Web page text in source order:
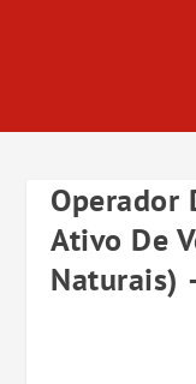
Operador
Ativo De
Naturais)